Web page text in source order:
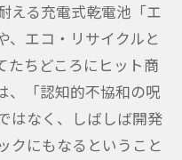
える充電式乾電池「エ
、エコ・リサイクルと
たちどころにヒット商
、「認知的不協和の呪
はなく、しばしば開発
クにもなるということ